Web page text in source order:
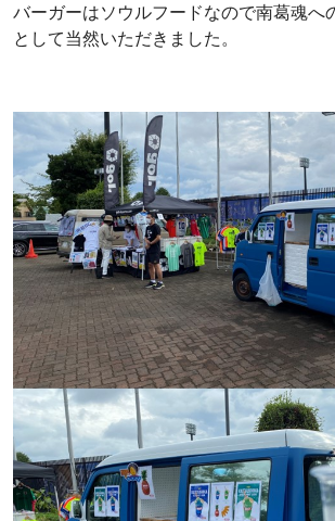
バーガーはソウルフードなので南葛魂へ
として当然いただきました。